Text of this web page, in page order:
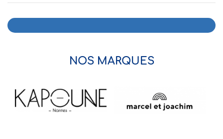
NOS MARQUES